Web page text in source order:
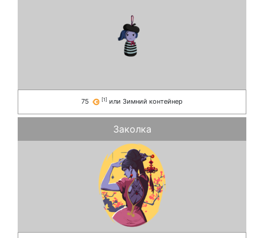
75 [1] или Зимний контейнер
Заколка